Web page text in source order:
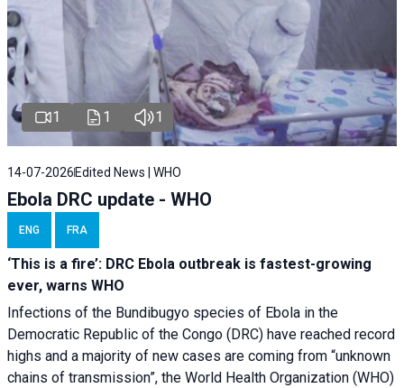
1 1 1
14-07-2026 Edited News | WHO
Ebola DRC update - WHO
ENG FRA
‘This is a fire’: DRC Ebola outbreak is fastest-growing
ever, warns WHO
Infections of the Bundibugyo species of Ebola in the
Democratic Republic of the Congo (DRC) have reached record
highs and a majority of new cases are coming from “unknown
chains of transmission”, the World Health Organization (WHO)